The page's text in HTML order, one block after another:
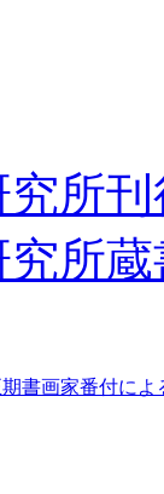
所
所
書画家番付によ